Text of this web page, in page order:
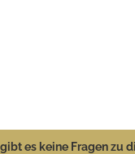
es keine Fragen zu